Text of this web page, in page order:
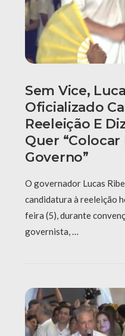
Sem Vice,
Oficializado
Reeleição E
Quer “colocar
Governo”
O governador Lucas
candidatura à reeleição
feira (5), durante
governista, …